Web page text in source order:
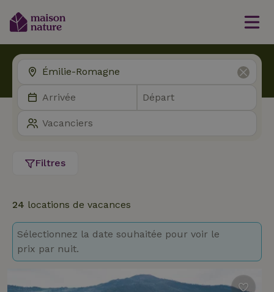
Filtres
24 locations de vacances
Sélectionnez la date souhaitée pour voir le
prix par nuit.